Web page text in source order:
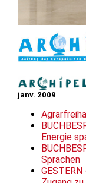
janv. 2009
Energie
Sprachen